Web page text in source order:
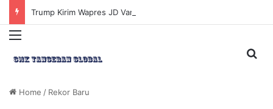
Menu
Home / Rekor Baru